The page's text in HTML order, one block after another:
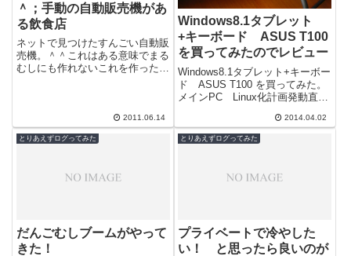
＾；手動の自動販売機があ
る飲食店
ネットで見つけたすんごい自動販
売機。＾＾これはある意味でまる
むしにも作れないこれを作った店
2011.06.14
Windows8.1タブレット
+キーボード ASUS T100
を買ってみたのでレビュー
Windows8.1タブレット+キーボー
ド ASUS T100 を買ってみた。
メインPC Linux化計画発動直後
2014.04.02
とりあえずログってみた
だんごむしブームがやって
きた！
とりあえずログってみた
プライベートで冷やした
い！ と思ったら良いのが